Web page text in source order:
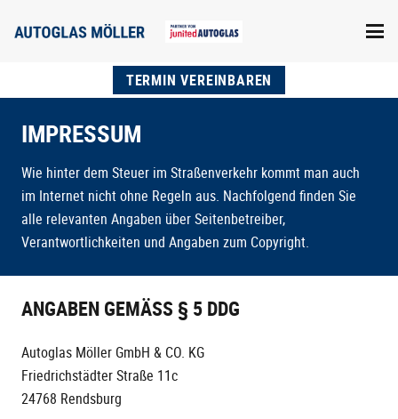
TERMIN VEREINBAREN
IMPRESSUM
Wie hinter dem Steuer im Straßenverkehr kommt man auch
im Internet nicht ohne Regeln aus. Nachfolgend finden Sie
alle relevanten Angaben über Seitenbetreiber,
Verantwortlichkeiten und Angaben zum Copyright.
ANGABEN GEMÄSS § 5 DDG
Autoglas Möller GmbH & CO. KG
Friedrichstädter Straße 11c
24768 Rendsburg